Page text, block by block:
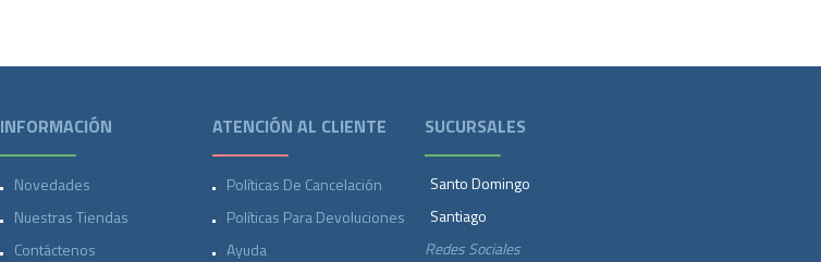
INFORMACIÓN
Novedades
Nuestras Tiendas
Contáctenos
ATENCIÓN AL CLIENTE
Políticas De Cancelación
Políticas Para Devoluciones
Ayuda
SUCURSALES
Santo Domingo
Santiago
Redes Sociales